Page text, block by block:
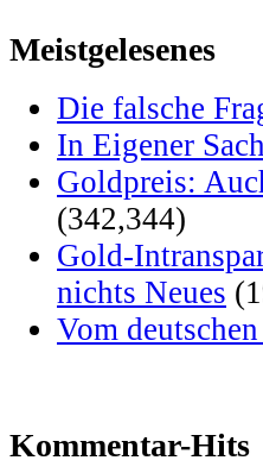
Meistgelesenes
Die falsche
In Eigener
Goldpreis:
(342,344)
Gold-
nichts Neues
Vom
Kommentar-Hits